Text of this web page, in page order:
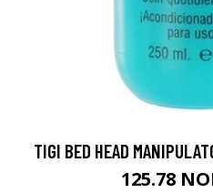
TIGI BED HEAD
125.78